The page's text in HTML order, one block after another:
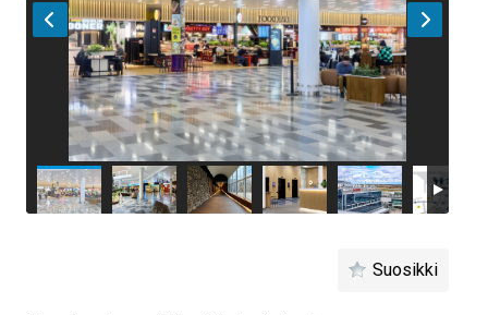
Suosikki